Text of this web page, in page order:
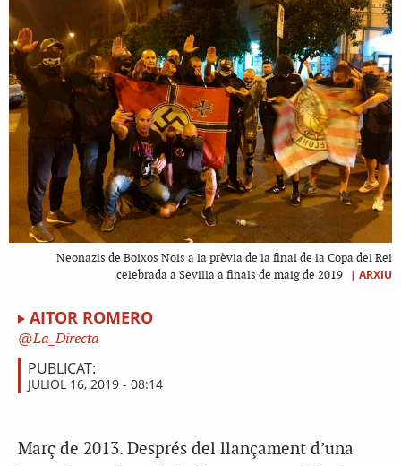
Neonazis de Boixos Nois a la prèvia de la final de la Copa del Rei
celebrada a Sevilla a finals de maig de 2019
| ARXIU
AITOR ROMERO
La_Directa
PUBLICAT:
JULIOL 16, 2019 - 08:14
Març de 2013. Després del llançament d’una